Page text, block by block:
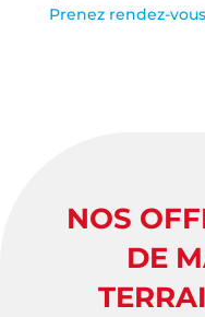
Prenez rendez-
NOS
DE